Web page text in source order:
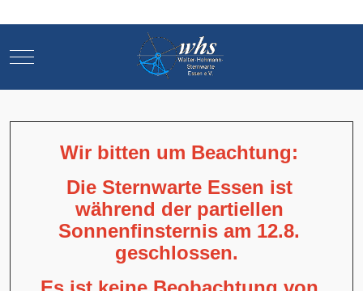
Mobile Menu Toggle
Wir bitten um Beachtung:
Die Sternwarte Essen ist
während der partiellen
Sonnenfinsternis am 12.8.
geschlossen.